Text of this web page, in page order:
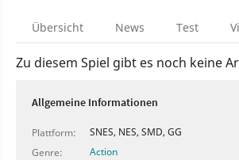
Übersicht News Test
Zu diesem Spiel gibt es noch keine
Allgemeine Informationen
Plattform:
SNES, NES, SMD, GG
Genre:
Action